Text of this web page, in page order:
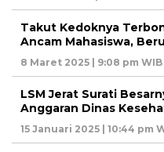
Takut Kedoknya
Ancam Mahasiswa,
8 Maret 2025 | 9:08 pm WIB
LSM Jerat Surati
Anggaran Dinas
15 Januari 2025 | 10:44 pm